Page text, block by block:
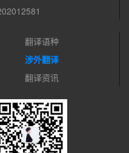
翻译语种
涉外翻译
翻译资讯